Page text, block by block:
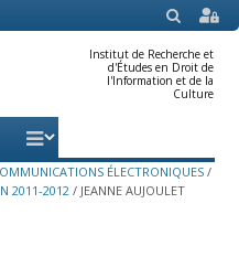
SEARCH
Institut de Recherche et
d'Études en Droit de
l'Information et de la
Culture
ÉLECTRONIQUES /
2011-2012 / JEANNE AUJOULET